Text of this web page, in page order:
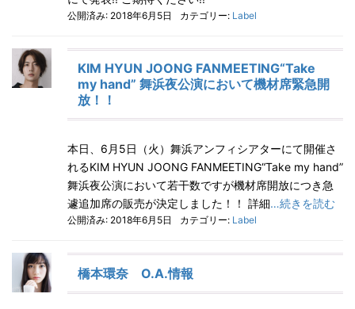
公開済み: 2018年6月5日 カテゴリー: Label
KIM HYUN JOONG FANMEETING“Take
my hand” 舞浜夜公演において機材席緊急開
放！！
本日、6月5日（火）舞浜アンフィシアターにて開催さ
れるKIM HYUN JOONG FANMEETING“Take my hand”
舞浜夜公演において若干数ですが機材席開放につき急
遽追加席の販売が決定しました！！ 詳細…続きを読む
公開済み: 2018年6月5日 カテゴリー: Label
橋本環奈 O.A.情報